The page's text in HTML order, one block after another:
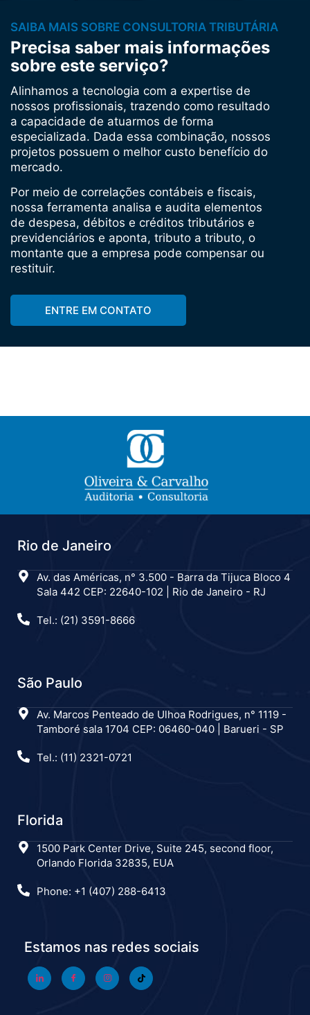
SAIBA MAIS SOBRE CONSULTORIA TRIBUTÁRIA
Precisa saber mais informações
sobre este serviço?
Alinhamos a tecnologia com a expertise de
nossos profissionais, trazendo como resultado
a capacidade de atuarmos de forma
especializada. Dada essa combinação, nossos
projetos possuem o melhor custo benefício do
mercado.
Por meio de correlações contábeis e fiscais,
nossa ferramenta analisa e audita elementos
de despesa, débitos e créditos tributários e
previdenciários e aponta, tributo a tributo, o
montante que a empresa pode compensar ou
restituir.
ENTRE EM CONTATO
Rio de Janeiro
Av. das Américas, n° 3.500 - Barra da Tijuca Bloco 4
Sala 442 CEP: 22640-102 | Rio de Janeiro - RJ
Tel.: (21) 3591-8666
São Paulo
Av. Marcos Penteado de Ulhoa Rodrigues, n° 1119 -
Tamboré sala 1704 CEP: 06460-040 | Barueri - SP
Tel.: (11) 2321-0721
Florida
1500 Park Center Drive, Suite 245, second floor,
Orlando Florida 32835, EUA
Phone: +1 (407) 288-6413
Estamos nas redes sociais